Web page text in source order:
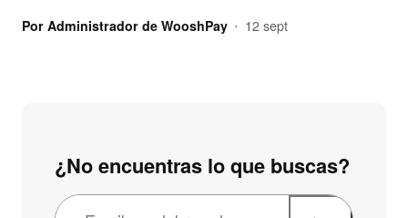
Por Administrador de WooshPay • 12 sept
¿No encuentras lo que buscas?